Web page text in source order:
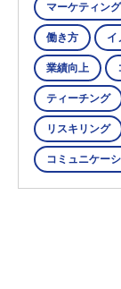
マーケティング
働き方 イ
業績向上
ティーチング
リスキリング
コミュニケー